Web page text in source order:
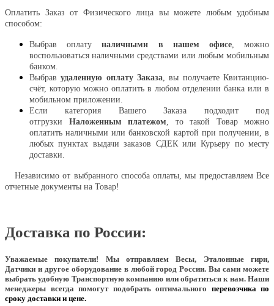
Оплатить Заказ от Физического лица вы можете любым удобным
способом:
Выбрав оплатуналичными в нашем офисе, можно
воспользоваться наличными средствами или любым мобильным
банком.
Выбравудаленную оплату Заказа , вы получаете Квитанцию-
счёт, которую можно оплатить в любом отделении банка или в
мобильном приложении.
Если категория Вашего Заказа подходит под
отгрузки Наложенным платежом , то такой Товар можно
оплатить наличными или банковской картой при получении, в
любых пунктах выдачи заказов СДЕК или Курьеру по месту
доставки.
Независимо от выбранного способа оплаты, мы предоставляем Все
отчетные документы на Товар!
Доставка по России:
Уважаемые покупатели! Мы отправляем Весы, Эталонные гири,
Датчики и другое оборудование в любой город России. Вы сами можете
выбрать удобную Транспортную компанию или обратиться к нам. Наши
менеджеры всегда помогут подобрать оптимального перевозчика по
сроку доставки и цене.